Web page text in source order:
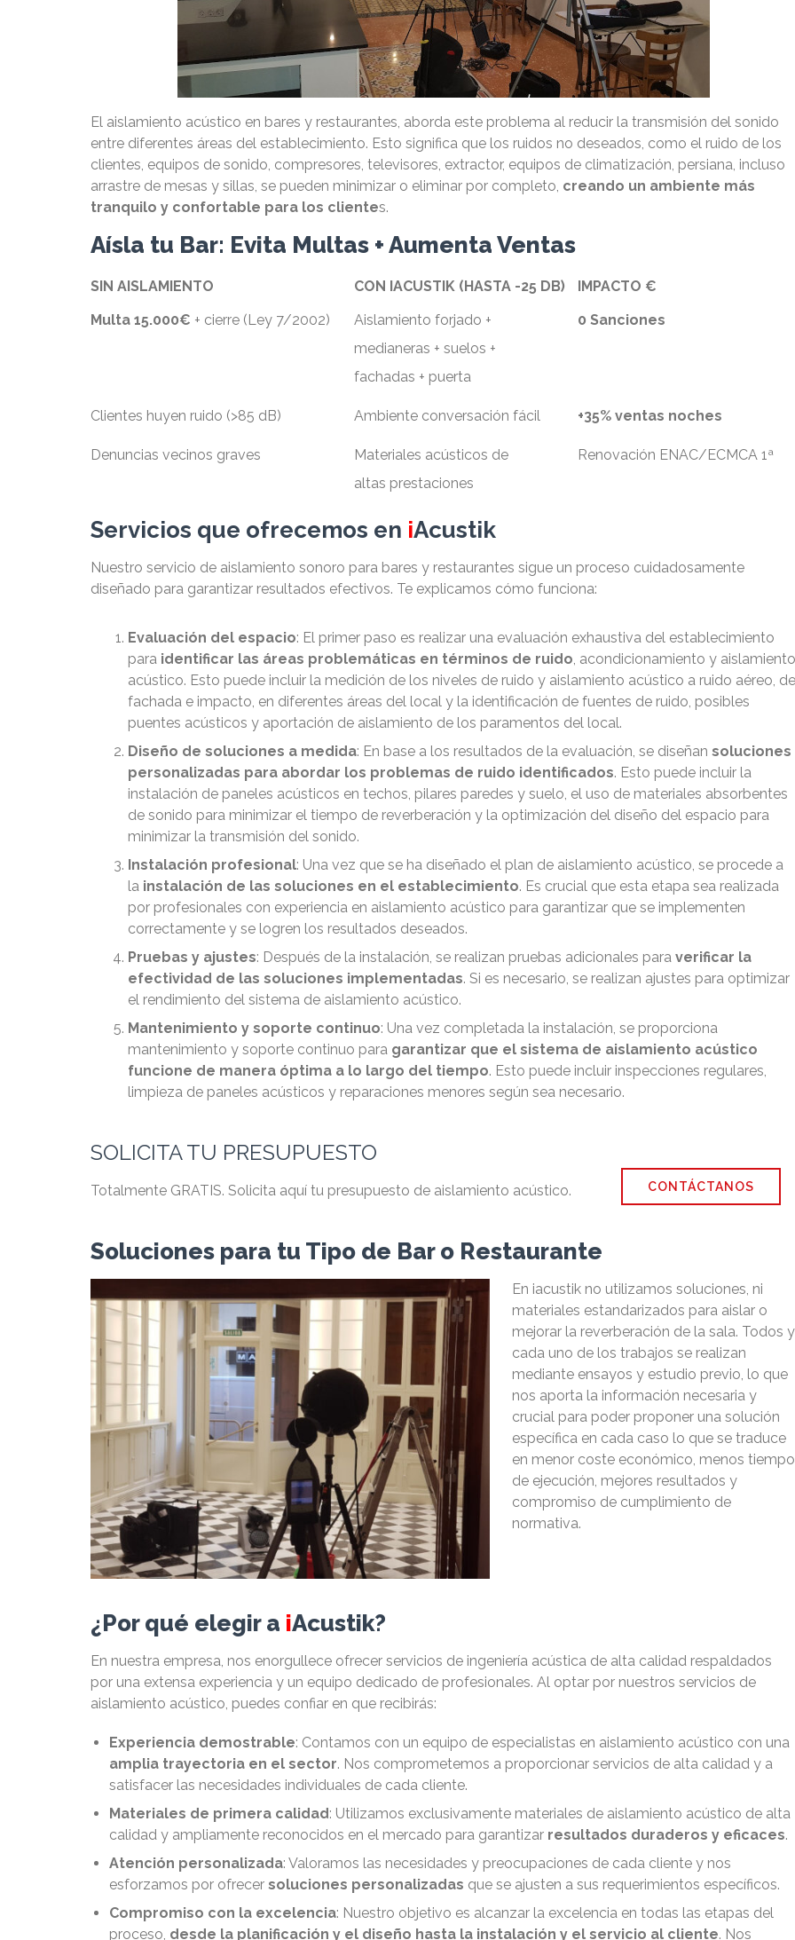
El aislamiento acústico en bares y restaurantes, aborda este problema al reducir la transmisión del sonido
entre diferentes áreas del establecimiento. Esto significa que los ruidos no deseados, como el ruido de los
clientes, equipos de sonido, compresores, televisores, extractor, equipos de climatización, persiana, incluso
arrastre de mesas y sillas, se pueden minimizar o eliminar por completo, creando un ambiente más
tranquilo y confortable para los clientes.
Aísla tu Bar: Evita Multas + Aumenta Ventas
SIN AISLAMIENTO CON IACUSTIK (HASTA -25 DB)
IMPACTO €
Multa 15.000€ + cierre (Ley 7/2002)
Aislamiento forjado +
medianeras + suelos +
fachadas + puerta
0 Sanciones
Clientes huyen ruido (>85 dB) Ambiente conversación fácil +35% ventas noches
Denuncias vecinos graves
Materiales acústicos de
altas prestaciones
Renovación ENAC/ECMCA 1ª
Servicios que ofrecemos en iAcustik
Nuestro servicio de aislamiento sonoro para bares y restaurantes sigue un proceso cuidadosamente
diseñado para garantizar resultados efectivos. Te explicamos cómo funciona:
Evaluación del espacio: El primer paso es realizar una evaluación exhaustiva del establecimiento
para identificar las áreas problemáticas en términos de ruido, acondicionamiento y aislamiento
acústico. Esto puede incluir la medición de los niveles de ruido y aislamiento acústico a ruido aéreo, de
fachada e impacto, en diferentes áreas del local y la identificación de fuentes de ruido, posibles
puentes acústicos y aportación de aislamiento de los paramentos del local.
Diseño de soluciones a medida: En base a los resultados de la evaluación, se diseñan soluciones
personalizadas para abordar los problemas de ruido identificados. Esto puede incluir la
instalación de paneles acústicos en techos, pilares paredes y suelo, el uso de materiales absorbentes
de sonido para minimizar el tiempo de reverberación y la optimización del diseño del espacio para
minimizar la transmisión del sonido.
Instalación profesional: Una vez que se ha diseñado el plan de aislamiento acústico, se procede a
la instalación de las soluciones en el establecimiento. Es crucial que esta etapa sea realizada
por profesionales con experiencia en aislamiento acústico para garantizar que se implementen
correctamente y se logren los resultados deseados.
Pruebas y ajustes: Después de la instalación, se realizan pruebas adicionales para verificar la
efectividad de las soluciones implementadas. Si es necesario, se realizan ajustes para optimizar
el rendimiento del sistema de aislamiento acústico.
Mantenimiento y soporte continuo: Una vez completada la instalación, se proporciona
mantenimiento y soporte continuo para garantizar que el sistema de aislamiento acústico
funcione de manera óptima a lo largo del tiempo. Esto puede incluir inspecciones regulares,
limpieza de paneles acústicos y reparaciones menores según sea necesario.
SOLICITA TU PRESUPUESTO
Totalmente GRATIS. Solicita aquí tu presupuesto de aislamiento acústico. CONTÁCTANOS
Soluciones para tu Tipo de Bar o Restaurante
En iacustik no utilizamos soluciones, ni
materiales estandarizados para aislar o
mejorar la reverberación de la sala. Todos y
cada uno de los trabajos se realizan
mediante ensayos y estudio previo, lo que
nos aporta la información necesaria y
crucial para poder proponer una solución
específica en cada caso lo que se traduce
en menor coste económico, menos tiempo
de ejecución, mejores resultados y
compromiso de cumplimiento de
normativa.
¿Por qué elegir a iAcustik?
En nuestra empresa, nos enorgullece ofrecer servicios de ingeniería acústica de alta calidad respaldados
por una extensa experiencia y un equipo dedicado de profesionales. Al optar por nuestros servicios de
aislamiento acústico, puedes confiar en que recibirás:
Experiencia demostrable: Contamos con un equipo de especialistas en aislamiento acústico con una
amplia trayectoria en el sector. Nos comprometemos a proporcionar servicios de alta calidad y a
satisfacer las necesidades individuales de cada cliente.
Materiales de primera calidad: Utilizamos exclusivamente materiales de aislamiento acústico de alta
calidad y ampliamente reconocidos en el mercado para garantizar resultados duraderos y eficaces.
Atención personalizada: Valoramos las necesidades y preocupaciones de cada cliente y nos
esforzamos por ofrecer soluciones personalizadas que se ajusten a sus requerimientos específicos.
Compromiso con la excelencia: Nuestro objetivo es alcanzar la excelencia en todas las etapas del
proceso, desde la planificación y el diseño hasta la instalación y el servicio al cliente. Nos